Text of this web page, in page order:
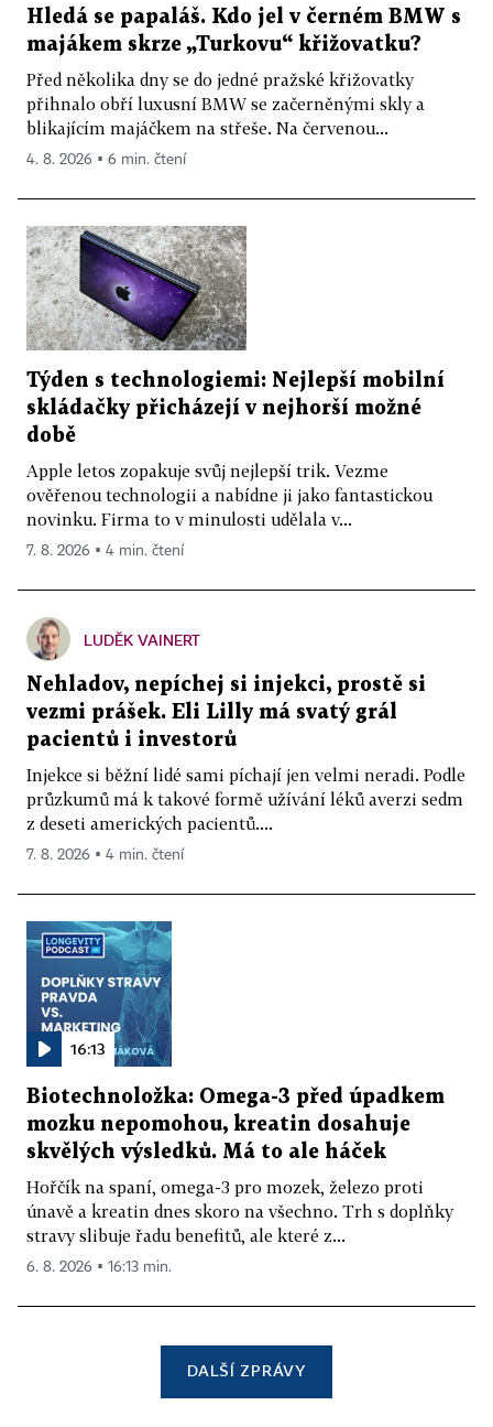
Hledá se papaláš. Kdo jel v černém BMW s
majákem skrze „Turkovu“ křižovatku?
Před několika dny se do jedné pražské křižovatky
přihnalo obří luxusní BMW se začerněnými skly a
blikajícím majáčkem na střeše. Na červenou...
4. 8. 2026 ▪ 6 min. čtení
Týden s technologiemi: Nejlepší mobilní
skládačky přicházejí v nejhorší možné
době
Apple letos zopakuje svůj nejlepší trik. Vezme
ověřenou technologii a nabídne ji jako fantastickou
novinku. Firma to v minulosti udělala v...
7. 8. 2026 ▪ 4 min. čtení
LUDĚK VAINERT
Nehladov, nepíchej si injekci, prostě si
vezmi prášek. Eli Lilly má svatý grál
pacientů i investorů
Injekce si běžní lidé sami píchají jen velmi neradi. Podle
průzkumů má k takové formě užívání léků averzi sedm
z deseti amerických pacientů....
7. 8. 2026 ▪ 4 min. čtení
16:13
Biotechnoložka: Omega-3 před úpadkem
mozku nepomohou, kreatin dosahuje
skvělých výsledků. Má to ale háček
Hořčík na spaní, omega-3 pro mozek, železo proti
únavě a kreatin dnes skoro na všechno. Trh s doplňky
stravy slibuje řadu benefitů, ale které z...
6. 8. 2026 ▪ 16:13 min.
DALŠÍ ZPRÁVY